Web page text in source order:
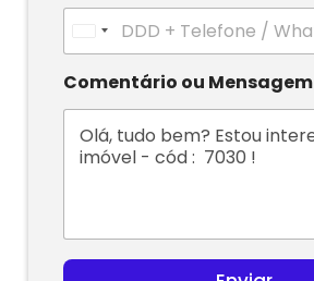
n
i
d
S
e
s
Comentário ou Mensagem